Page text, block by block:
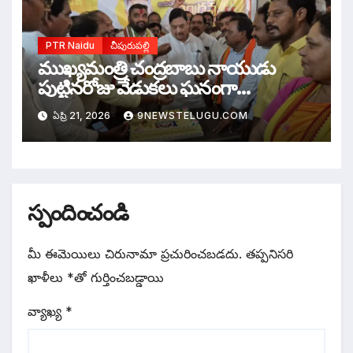
PTR Naidu చీపురుపల్లి
ముఖ్యమంత్రి చంద్రబాబు నాయుడు
పుట్టినరోజు వేడుకలు ఘనంగా
నిర్వహించిన ఎమ్మెల్యే కళా వెంకట్రావు
ఏప్రి 21, 2026 9NEWSTELUGU.COM
స్పందించండి
మీ ఈమెయిలు చిరునామా ప్రచురించబడదు. తప్పనిసరి
ఖాళీలు *‌తో గుర్తించబడ్డాయి
వ్యాఖ్య *